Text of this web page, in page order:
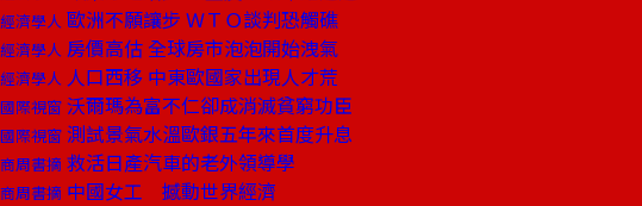
經濟學人 歐洲不願讓步 ＷＴＯ談判恐觸礁
經濟學人 房價高估 全球房市泡泡開始洩氣
經濟學人 人口西移 中東歐國家出現人才荒
國際視窗 沃爾瑪為富不仁卻成消滅貧窮功臣
國際視窗 測試景氣水溫歐銀五年來首度升息
商周書摘 救活日產汽車的老外領導學
商周書摘 中國女工 撼動世界經濟